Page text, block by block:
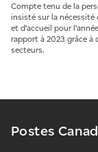
Compte tenu de la
insisté sur la nécessité
et d’accueil pour
rapport à 2023 grâce
secteurs.
Postes